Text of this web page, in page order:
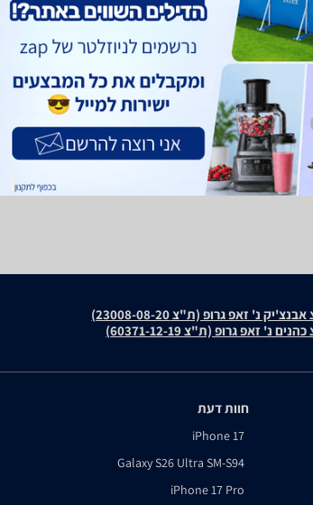
לכתוב חוות דעת על חנות זו -לחץ כאן
נ' זאפ גרופ (ת"צ 23008-08-20)
נ' זאפ גרופ (ת"צ 60371-12-19)
חוות דעת
iPhone 17
Galaxy S26 Ultra SM-S94
iPhone 17 Pro